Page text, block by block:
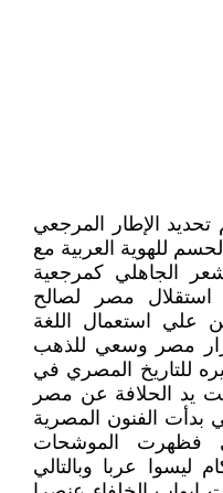
تحديد الإطار المرجعي
للهوية العربية مع
الجاهلي كمرجعية
مصر لصالح
علي استعمال اللغة
زار مصر وسعي للذهب
للتاريخ المصري في
يد الحلافة عن مصر
بدأت الفنون المصرية
فظهرت الموشحات
ليسوا عربا وبالتالي